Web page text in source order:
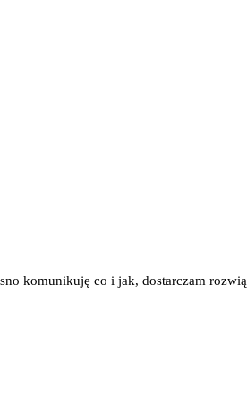
komunikuję co i jak, dostarczam